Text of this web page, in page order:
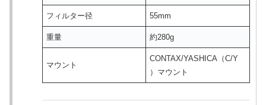
フィルター径 55mm
重量 約280g
マウント
CONTAX/YASHICA（C/Y
）マウント